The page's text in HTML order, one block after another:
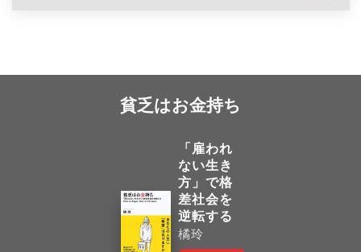
貧乏はお金持ち
「雇われ
ない生き
方」で格
差社会を
逆転する
橘玲